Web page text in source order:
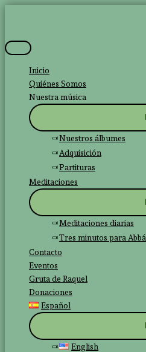
Menú
principal
Inicio
Quiénes Somos
Nuestra música
Nuestros álbumes
Adquisición
Partituras
Meditaciones
Meditaciones diarias
Tres minutos para Abbá
Contacto
Eventos
Gruta de Raquel
Donaciones
Español
English